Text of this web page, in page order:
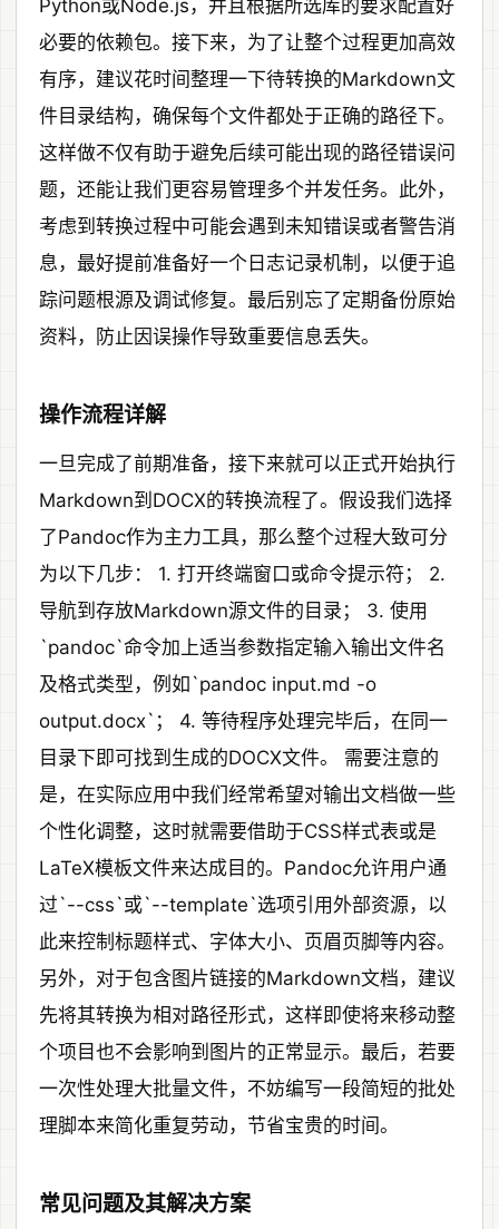
Python或Node.js，并且根据所选库的要求配置好
必要的依赖包。接下来，为了让整个过程更加高效
有序，建议花时间整理一下待转换的Markdown文
件目录结构，确保每个文件都处于正确的路径下。
这样做不仅有助于避免后续可能出现的路径错误问
题，还能让我们更容易管理多个并发任务。此外，
考虑到转换过程中可能会遇到未知错误或者警告消
息，最好提前准备好一个日志记录机制，以便于追
踪问题根源及调试修复。最后别忘了定期备份原始
资料，防止因误操作导致重要信息丢失。
操作流程详解
一旦完成了前期准备，接下来就可以正式开始执行
Markdown到DOCX的转换流程了。假设我们选择
了Pandoc作为主力工具，那么整个过程大致可分
为以下几步： 1. 打开终端窗口或命令提示符； 2.
导航到存放Markdown源文件的目录； 3. 使用
`pandoc`命令加上适当参数指定输入输出文件名
及格式类型，例如`pandoc input.md -o
output.docx`； 4. 等待程序处理完毕后，在同一
目录下即可找到生成的DOCX文件。 需要注意的
是，在实际应用中我们经常希望对输出文档做一些
个性化调整，这时就需要借助于CSS样式表或是
LaTeX模板文件来达成目的。Pandoc允许用户通
过`--css`或`--template`选项引用外部资源，以
此来控制标题样式、字体大小、页眉页脚等内容。
另外，对于包含图片链接的Markdown文档，建议
先将其转换为相对路径形式，这样即使将来移动整
个项目也不会影响到图片的正常显示。最后，若要
一次性处理大批量文件，不妨编写一段简短的批处
理脚本来简化重复劳动，节省宝贵的时间。
常见问题及其解决方案